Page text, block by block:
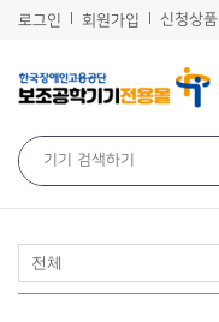
로그인 회원가입 신청상품